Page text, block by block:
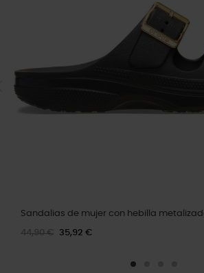
Sandalias de mujer con hebilla
44,90 € 35,92 €